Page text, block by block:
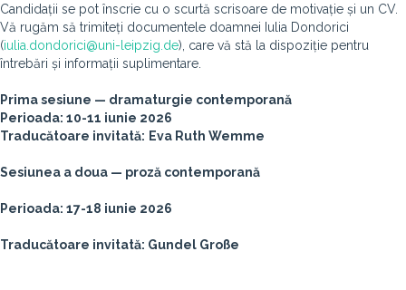
Candidații se pot înscrie cu o scurtă scrisoare de motivație și un CV.
Vă rugăm să trimiteți documentele doamnei Iulia Dondorici
(iulia.dondorici@uni-leipzig.de), care vă stă la dispoziție pentru
întrebări și informații suplimentare.
Prima sesiune — dramaturgie contemporană
Perioada: 10-11 iunie 2026
Traducătoare invitată: Eva Ruth Wemme
Sesiunea a doua — proză contemporană
Perioada: 17-18 iunie 2026
Traducătoare invitată: Gundel Große